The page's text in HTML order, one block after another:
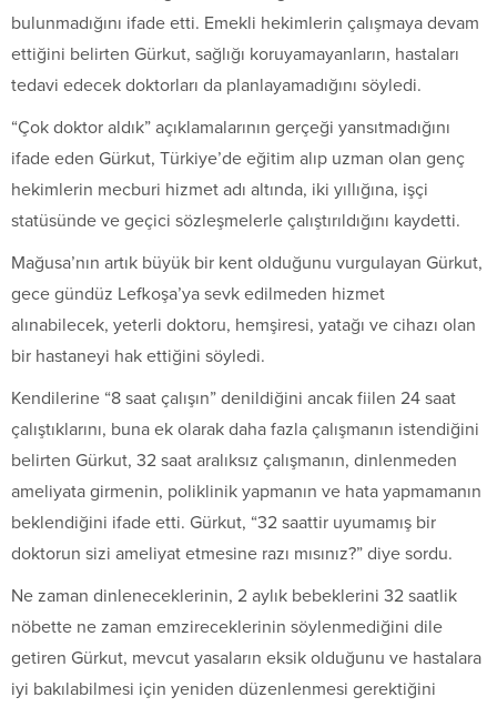
bulunmadığını ifade etti. Emekli hekimlerin çalışmaya devam
ettiğini belirten Gürkut, sağlığı koruyamayanların, hastaları
tedavi edecek doktorları da planlayamadığını söyledi.
“Çok doktor aldık” açıklamalarının gerçeği yansıtmadığını
ifade eden Gürkut, Türkiye’de eğitim alıp uzman olan genç
hekimlerin mecburi hizmet adı altında, iki yıllığına, işçi
statüsünde ve geçici sözleşmelerle çalıştırıldığını kaydetti.
Mağusa’nın artık büyük bir kent olduğunu vurgulayan Gürkut,
gece gündüz Lefkoşa’ya sevk edilmeden hizmet
alınabilecek, yeterli doktoru, hemşiresi, yatağı ve cihazı olan
bir hastaneyi hak ettiğini söyledi.
Kendilerine “8 saat çalışın” denildiğini ancak fiilen 24 saat
çalıştıklarını, buna ek olarak daha fazla çalışmanın istendiğini
belirten Gürkut, 32 saat aralıksız çalışmanın, dinlenmeden
ameliyata girmenin, poliklinik yapmanın ve hata yapmamanın
beklendiğini ifade etti. Gürkut, “32 saattir uyumamış bir
doktorun sizi ameliyat etmesine razı mısınız?” diye sordu.
Ne zaman dinleneceklerinin, 2 aylık bebeklerini 32 saatlik
nöbette ne zaman emzireceklerinin söylenmediğini dile
getiren Gürkut, mevcut yasaların eksik olduğunu ve hastalara
iyi bakılabilmesi için yeniden düzenlenmesi gerektiğini